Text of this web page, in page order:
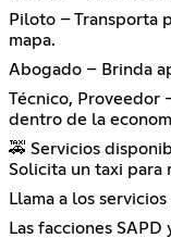
Piloto – Transporta
mapa.
Abogado – Brinda
Técnico, Proveedor
dentro de la
🚕 Servicios
Solicita un taxi para
Llama a los
Las facciones